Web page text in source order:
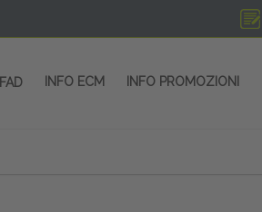
FAD INFO ECM INFO PROMOZIONI